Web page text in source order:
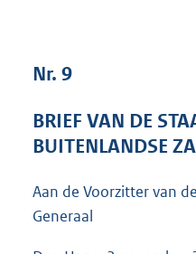
Nr. 9
BRIEF VAN DE
BUITENLANDSE
Aan de Voorzitter van
Generaal